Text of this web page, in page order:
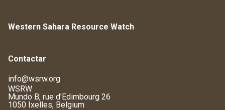
Western Sahara Resource Watch
Contactar
info@wsrw.org
WSRW
Mundo B, rue d'Edimbourg 26
1050 Ixelles, Belgium